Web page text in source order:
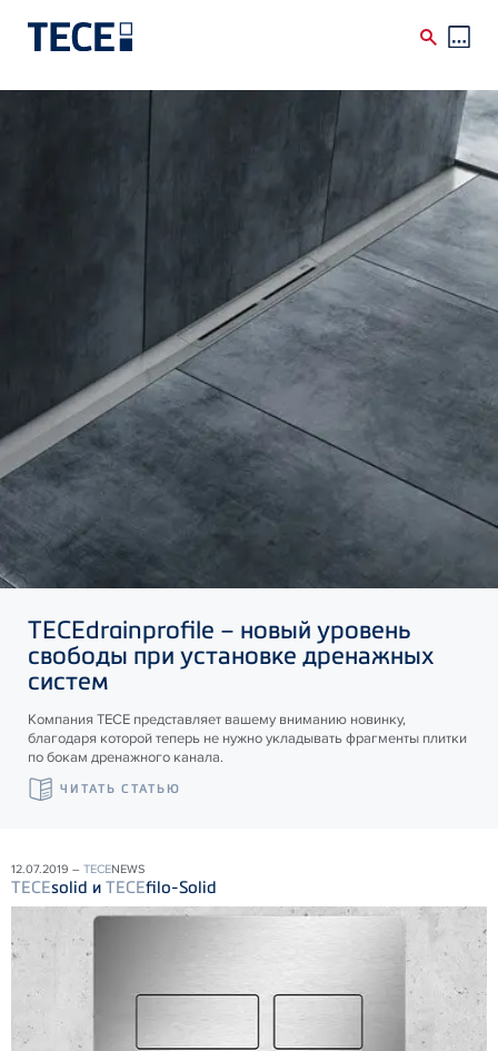
Skip to main content
TECEdrainprofile – новый уровень
свободы при установке дренажных
систем
Компания ТЕСЕ представляет вашему вниманию новинку,
благодаря которой теперь не нужно укладывать фрагменты плитки
по бокам дренажного канала.
ЧИТАТЬ СТАТЬЮ
12.07.2019 – TECENEWS
TECEsolid и TECEfilo-Solid